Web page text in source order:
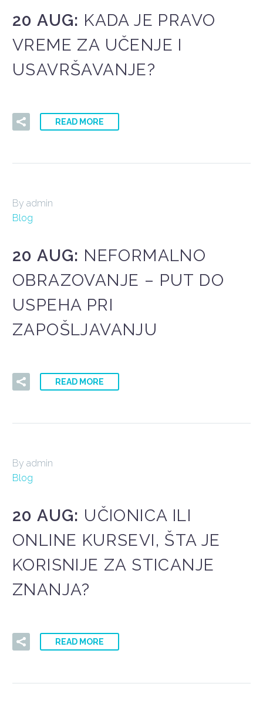
20 AUG: KADA JE PRAVO
VREME ZA UČENJE I
USAVRŠAVANJE?
READ MORE
By admin
Blog
20 AUG: NEFORMALNO
OBRAZOVANJE – PUT DO
USPEHA PRI
ZAPOŠLJAVANJU
READ MORE
By admin
Blog
20 AUG: UČIONICA ILI
ONLINE KURSEVI, ŠTA JE
KORISNIJE ZA STICANJE
ZNANJA?
READ MORE